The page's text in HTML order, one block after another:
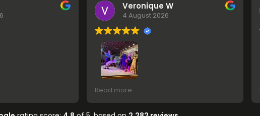
Veronique W
4 August 2026
Petit lieu intimiste, idéal pour ressentir
flamenco au plus près des artistes. Les
Read more